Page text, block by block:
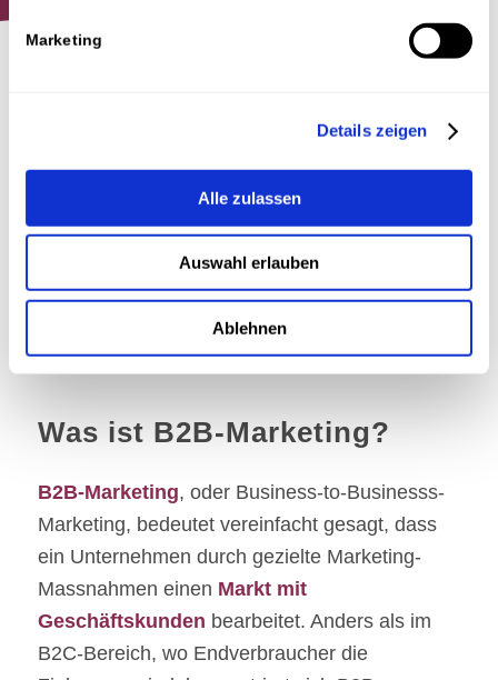
Marketing
Details zeigen
Alle zulassen
Auswahl erlauben
Ablehnen
Was ist B2B-Marketing?
B2B-Marketing, oder Business-to-Businesss-
Marketing, bedeutet vereinfacht gesagt, dass
ein Unternehmen durch gezielte Marketing-
Massnahmen einen Markt mit
Geschäftskunden bearbeitet. Anders als im
B2C-Bereich, wo Endverbraucher die